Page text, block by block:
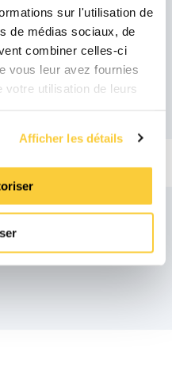
sur l'utilisation de
de médias sociaux, de
combiner celles-ci
vous leur avez fournies
votre utilisation de leurs
Afficher les détails